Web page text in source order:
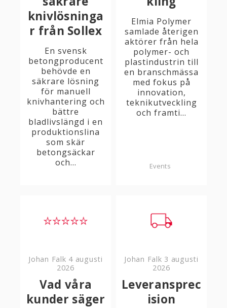
knivlösninga
r från Sollex
En svensk
betongproducent
behövde en
säkrare lösning
för manuell
knivhantering och
bättre
bladlivslängd i en
produktionslina
som skär
betongsäckar
och...
Elmia Polymer
samlade återigen
aktörer från hela
polymer- och
plastindustrin till
en branschmässa
med fokus på
innovation,
teknikutveckling
och framti...
Events
Johan Falk 4 augusti
2026
Vad våra
kunder säger
Johan Falk 3 augusti
2026
Leveransprec
ision